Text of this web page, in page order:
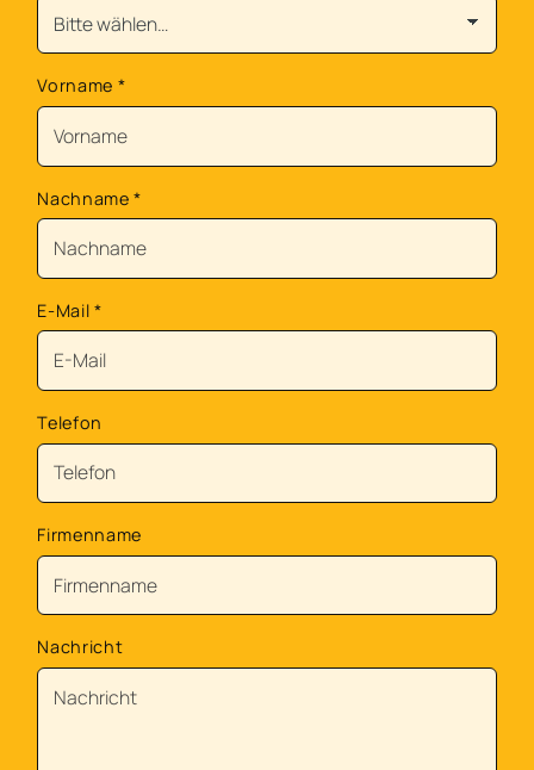
Vorname *
Nachname*
E-Mail *
Telefon
Firmenname
Nachricht